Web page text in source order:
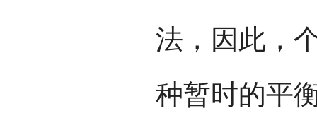
法，因此，
种暂时的平